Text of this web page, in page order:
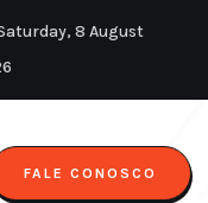
8 August
FALE CONOSCO